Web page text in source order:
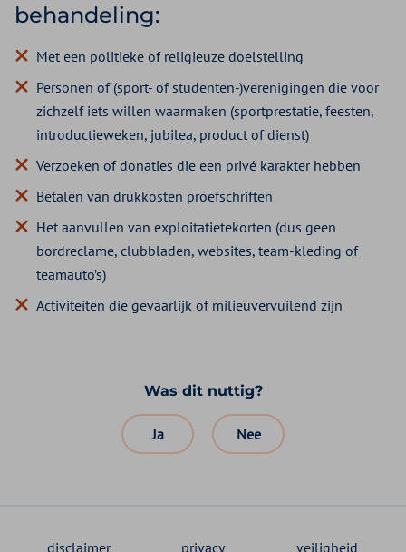
behandeling:
Met een politieke of religieuze doelstelling
Personen of (sport- of studenten-)verenigingen die voor
zichzelf iets willen waarmaken (sportprestatie, feesten,
introductieweken, jubilea, product of dienst)
Verzoeken of donaties die een privé karakter hebben
Betalen van drukkosten proefschriften
Het aanvullen van exploitatietekorten (dus geen
bordreclame, clubbladen, websites, team-kleding of
teamauto’s)
Activiteiten die gevaarlijk of milieuvervuilend zijn
Was dit nuttig?
Ja Nee
disclaimer privacy veiligheid